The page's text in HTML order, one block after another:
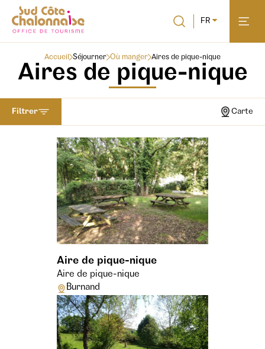
FR
Accueil Séjourner Où manger Aires de pique-nique
Aires de pique-nique
Filtrer Carte
Aire de pique-nique
Aire de pique-nique
Burnand